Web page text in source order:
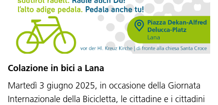
Colazione in bici a Lana
Martedì 3 giugno 2025, in occasione della Giornata
Internazionale della Bicicletta, le cittadine e i cittadini